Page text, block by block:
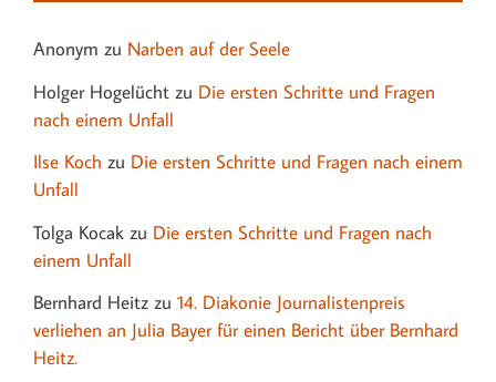
Anonym zu Narben auf der Seele
Holger Hogelücht zu Die ersten Schritte und Fragen
nach einem Unfall
Ilse Koch zu Die ersten Schritte und Fragen nach einem
Unfall
Tolga Kocak zu Die ersten Schritte und Fragen nach
einem Unfall
Bernhard Heitz zu 14. Diakonie Journalistenpreis
verliehen an Julia Bayer für einen Bericht über Bernhard
Heitz.